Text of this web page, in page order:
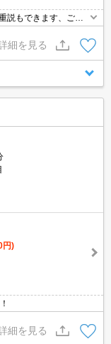
説もできます、ご相
ください。
細を見る
円)
細を見る